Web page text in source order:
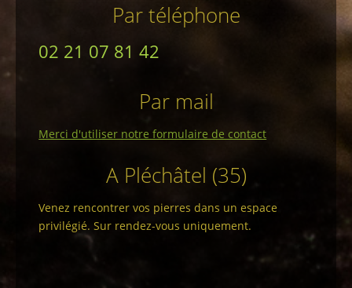
Par téléphone
02 21 07 81 42
Par mail
Merci d'utiliser notre formulaire de contact
A Pléchâtel (35)
Venez rencontrer vos pierres dans un espace
privilégié. Sur rendez-vous uniquement.